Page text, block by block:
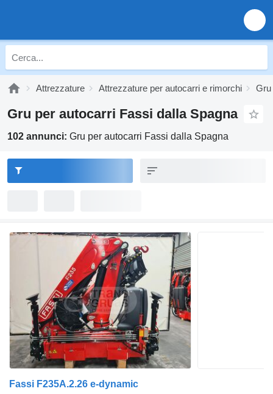
Attrezzature Attrezzature per autocarri e rimorchi Gru
Gru per autocarri Fassi dalla Spagna
102 annunci: Gru per autocarri Fassi dalla Spagna
Fassi F235A.2.26 e-dynamic